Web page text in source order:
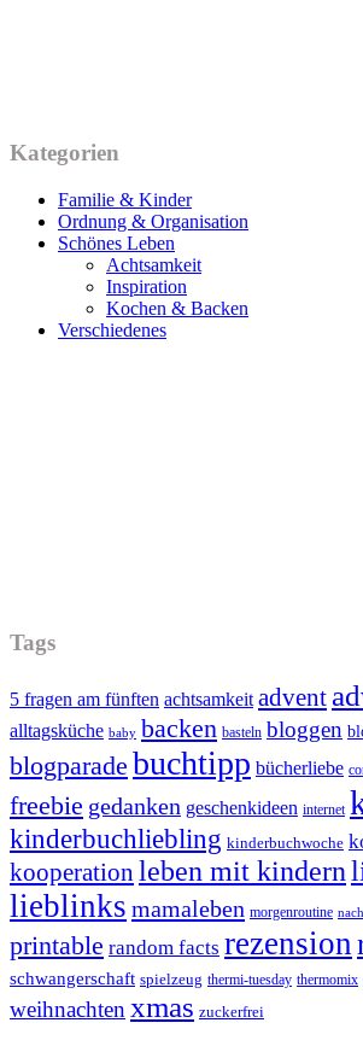
Kategorien
Familie & Kinder
Ordnung & Organisation
Schönes Leben
Achtsamkeit
Inspiration
Kochen & Backen
Verschiedenes
Tags
5 fragen am fünften achtsamkeit advent
alltagsküche baby backen basteln bloggen
blogparade buchtipp bücherliebe
freebie gedanken geschenkideen internet
kinderbuchliebling kinderbuchwoche
kooperation leben mit kindern
lieblinks mamaleben morgenroutine
printable random facts rezension
schwangerschaft spielzeug thermi-tuesday thermomix
weihnachtenxmas zuckerfrei